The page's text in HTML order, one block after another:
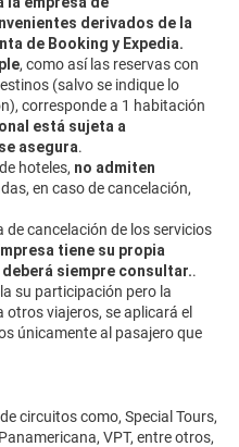
derivados de la
de Booking y Expedia.
, como así las reservas con
(salvo se indique lo
corresponde a 1 habitación
está sujeta a
asegura.
de hoteles, no admiten
en caso de cancelación,
cancelación de los servicios
tiene su propia
siempre consultar..
su participación pero la
otros viajeros, se aplicará el
únicamente al pasajero que
circuitos como, Special Tours,
VPT, entre otros,